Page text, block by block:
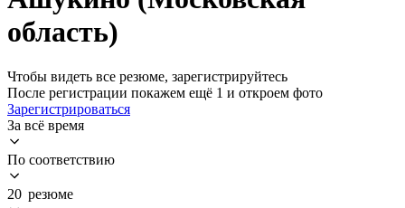
область)
Чтобы видеть все резюме, зарегистрируйтесь
После регистрации покажем ещё 1 и откроем фото
Зарегистрироваться
За всё время
По соответствию
20 резюме